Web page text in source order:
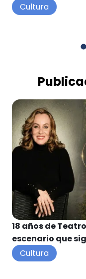
Cultura
18 años de
escenario que
Cultura